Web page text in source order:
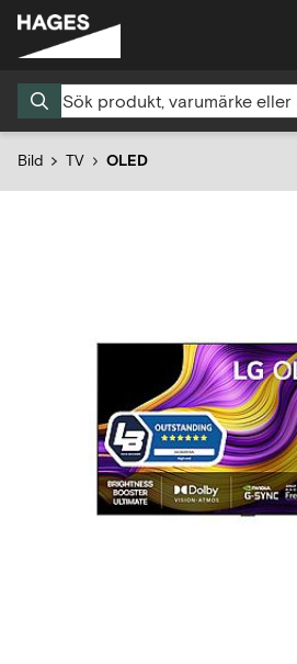
Bild TV OLED